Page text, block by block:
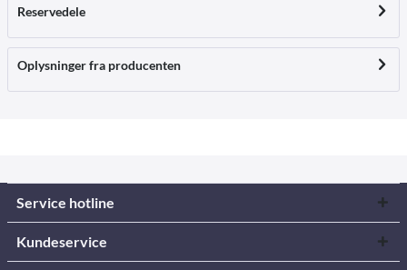
Reservedele
Oplysninger fra producenten
Service hotline
Kundeservice